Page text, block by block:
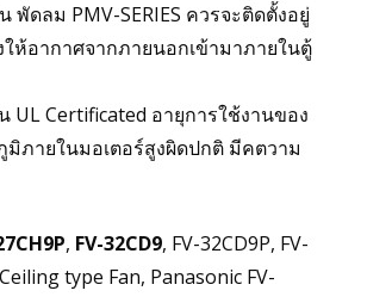
ดลม PMV-SERIES ควรจะติดตั้งอยู่
ห้อากาศจากภายนอกเข้ามาภายในตู้
Certificated อายุการใช้งานของ
ภายในมอเตอร์สูงผิดปกติ มีคตวาม
, FV-32CD9, FV-32CD9P, FV-
type Fan, Panasonic FV-